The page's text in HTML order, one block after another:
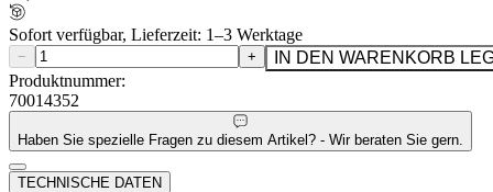
Sofort verfügbar, Lieferzeit: 1–3 Werktage
− +
IN DEN WARENKORB
Produktnummer:
70014352
Haben Sie spezielle Fragen zu diesem Artikel? - Wir beraten Sie gern.
TECHNISCHE DATEN